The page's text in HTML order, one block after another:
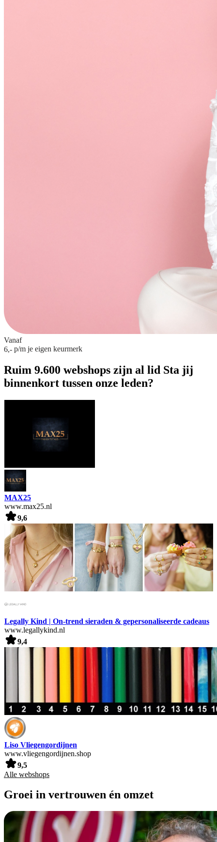
Vanaf
6,- p/m je eigen keurmerk
Ruim 9.600 webshops zijn al lid Sta jij
binnenkort tussen onze leden?
MAX25
www.max25.nl
9,6
Legally Kind | On-trend sieraden & gepersonaliseerde cadeaus
www.legallykind.nl
9,4
Liso Vliegengordijnen
www.vliegengordijnen.shop
9,5
Alle webshops
Groei in vertrouwen én omzet